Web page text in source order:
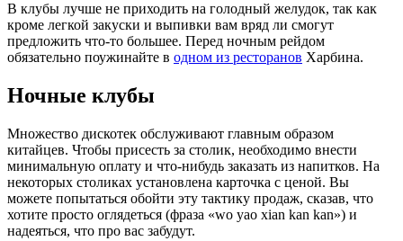
В клубы лучше не приходить на голодный желудок, так как
кроме легкой закуски и выпивки вам вряд ли смогут
предложить что-то большее. Перед ночным рейдом
обязательно поужинайте в одном из ресторанов Харбина.
Ночные клубы
Множество дискотек обслуживают главным образом
китайцев. Чтобы присесть за столик, необходимо внести
минимальную оплату и что-нибудь заказать из напитков. На
некоторых столиках установлена карточка с ценой. Вы
можете попытаться обойти эту тактику продаж, сказав, что
хотите просто оглядеться (фраза «wo yao xian kan kan») и
надеяться, что про вас забудут.